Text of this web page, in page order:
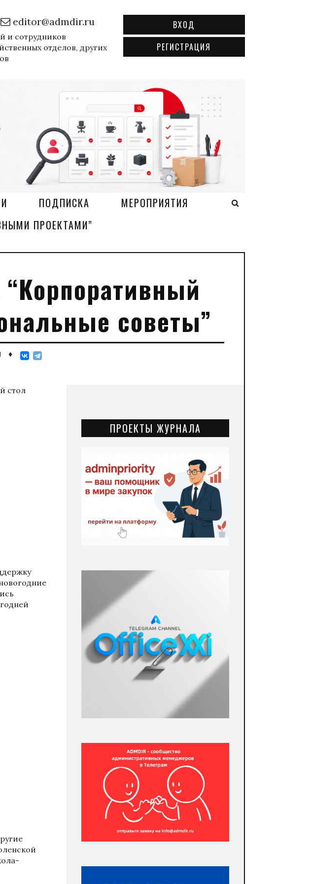
editor@admdir.ru
и сотрудников
отделов, других
ВХОД
РЕГИСТРАЦИЯ
ПОДПИСКА
МЕРОПРИЯТИЯ
ПРОЕКТАМИ”
“Корпоративный
советы”
♦
стол
ПРОЕКТЫ ЖУРНАЛА